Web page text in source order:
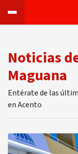
Noticias
Maguana
Entérate de las
en Acento